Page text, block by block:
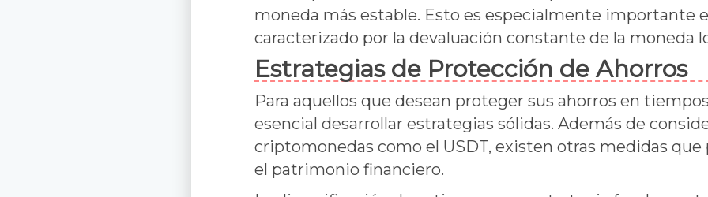
moneda más estable. Esto es especialmente importante
caracterizado por la devaluación constante de la moneda
Estrategias de Protección de Ahorros
Para aquellos que desean proteger sus ahorros en
esencial desarrollar estrategias sólidas. Además de
criptomonedas como el USDT, existen otras medidas que
el patrimonio financiero.